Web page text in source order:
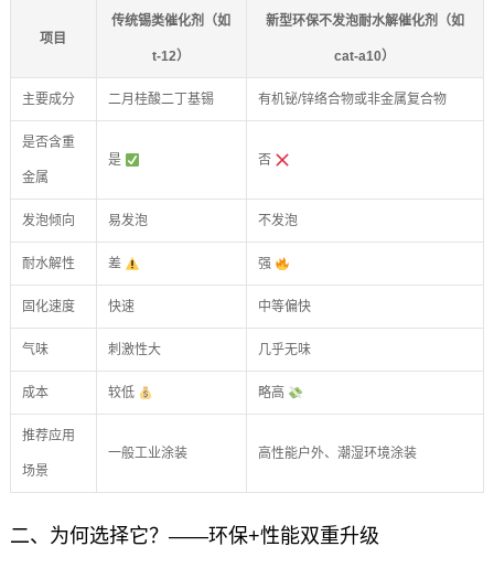
项目
传统锡类催化剂（如
t-12）
新型环保不发泡耐水解催化剂（如
cat-a10）
主要成分 二月桂酸二丁基锡 有机铋/锌络合物或非金属复合物
是否含重
金属
是 否
发泡倾向 易发泡 不发泡
耐水解性 差 强
固化速度 快速 中等偏快
气味 刺激性大 几乎无味
成本 较低 略高
推荐应用
场景
一般工业涂装 高性能户外、潮湿环境涂装
二、为何选择它？——环保+性能双重升级